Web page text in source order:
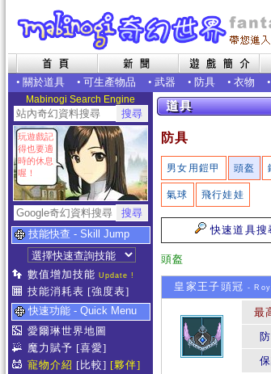
• 關於道具 • 可生產物品 • 武器 • 防具 • 衣物 •
Mabinogi Search Engine
玩遊戲記
得也要適
時的休息
喔！
技能快查 - Skill Jump
數值增加技能 Update !
技能消耗表 [強度表]
快速功能 - Quick Menu
愛爾琳世界地圖
魔力賦予 [喜愛]
寵物介紹 [比較] [夥伴]
防具
男女用鎧甲 頭盔
氣球 飛行娃娃
快速道具搜
頭盔
皇家王子頭冠 -
最